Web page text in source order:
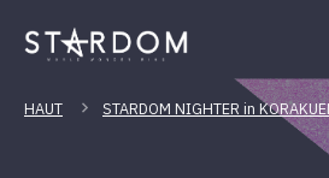
HAUT STARDOM NIGHTER in